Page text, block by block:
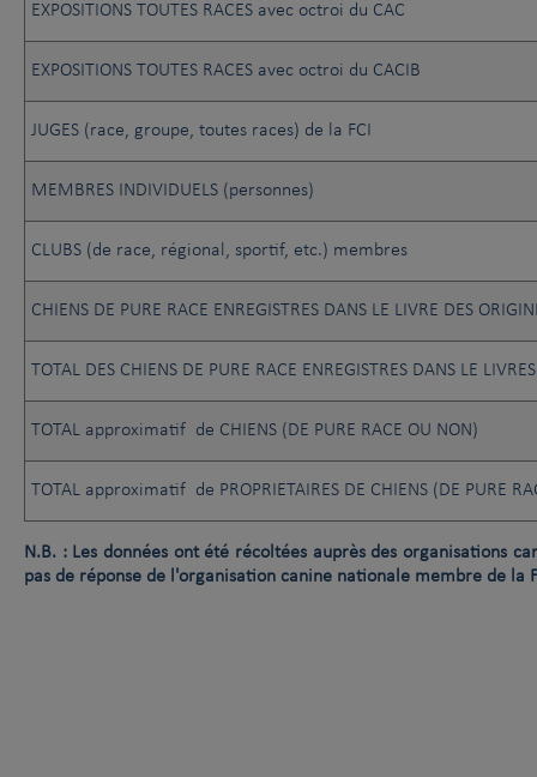
EXPOSITIONS TOUTES RACES avec octroi du CAC
EXPOSITIONS TOUTES RACES avec octroi du CACIB
JUGES (race, groupe, toutes races) de la FCI
MEMBRES INDIVIDUELS (personnes)
CLUBS (de race, régional, sportif, etc.) membres
CHIENS DE PURE RACE ENREGISTRES DANS LE LIVRE DES
TOTAL DES CHIENS DE PURE RACE ENREGISTRES DANS LE
TOTAL approximatif de CHIENS (DE PURE RACE OU NON)
TOTAL approximatif de PROPRIETAIRES DE CHIENS (DE PURE
N.B. : Les données ont été récoltées auprès des organisations
pas de réponse de l'organisation canine nationale membre de la